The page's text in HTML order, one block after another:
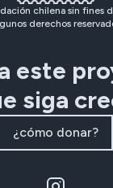
de
chilena sin fines
derechos
este
siga
¿cómo donar?